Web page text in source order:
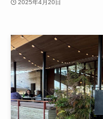
2025年4月20日